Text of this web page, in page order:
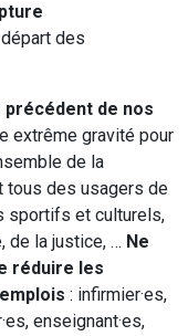
des
précédent de nos
extrême gravité pour
de la
tous des usagers de
sportifs et culturels,
de la justice, … Ne
réduire les
: infirmier·es,
enseignant·es,